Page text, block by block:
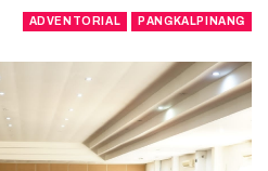
ADVENTORIAL PANGKALPINANG